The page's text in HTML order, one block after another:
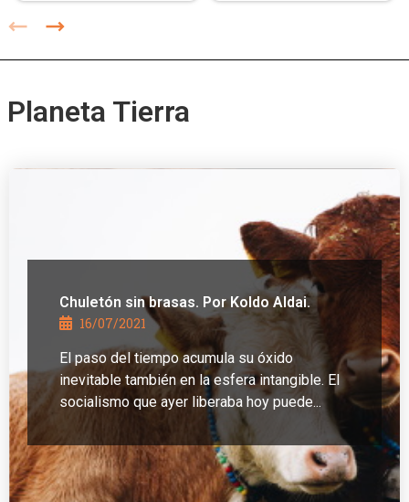
Planeta Tierra
Chuletón sin brasas. Por Koldo Aldai.
16/07/2021
El paso del tiempo acumula su óxido
inevitable también en la esfera intangible. El
socialismo que ayer liberaba hoy puede...